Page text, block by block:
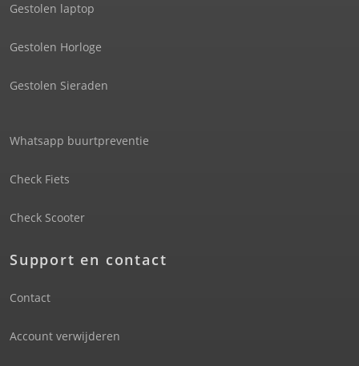
Gestolen laptop
Gestolen Horloge
Gestolen Sieraden
Whatsapp buurtpreventie
Check Fiets
Check Scooter
Support en contact
Contact
Account verwijderen